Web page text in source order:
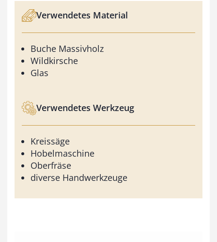
Verwendetes Material
Buche Massivholz
Wildkirsche
Glas
Verwendetes Werkzeug
Kreissäge
Hobelmaschine
Oberfräse
diverse Handwerkzeuge